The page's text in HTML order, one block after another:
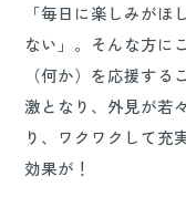
「毎日に楽しみがほ
ない」。そんな方に
（何か）を応援す
激となり、外見が若
り、ワクワクして充
効果が！